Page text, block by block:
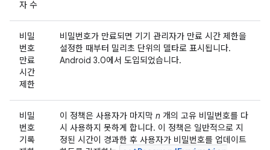
자 수
비밀
번호
만료
시간
제한
비밀번호가 만료되면 기기 관리자가 만료 시간 제한을
설정한 때부터 밀리초 단위의 델타로 표시됩니다.
Android 3.0에서 도입되었습니다.
비밀
번호
기록
이 정책은 사용자가 마지막 n 개의 고유 비밀번호를 다
시 사용하지 못하게 합니다. 이 정책은 일반적으로 지
정된 시간이 경과한 후 사용자가 비밀번호를 업데이트